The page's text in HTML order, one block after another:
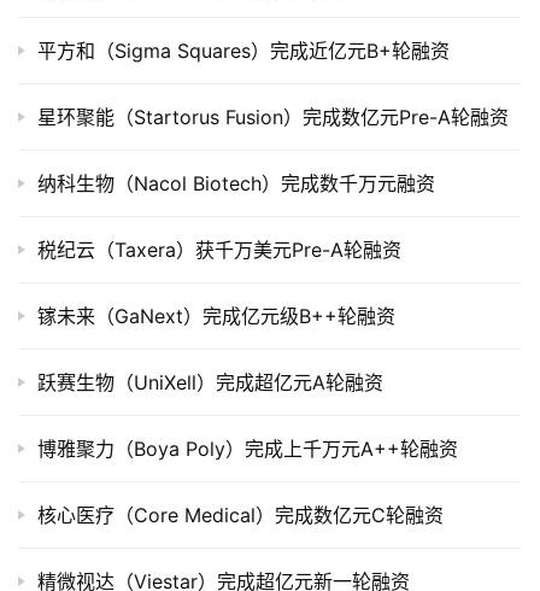
市
创
数
业
平方和（Sigma Squares）完成近亿元B+轮融资
星环聚能（Startorus Fusion）完成数亿元Pre-A轮融资
纳科生物（Nacol Biotech）完成数千万元融资
税纪云（Taxera）获千万美元Pre-A轮融资
镓未来（GaNext）完成亿元级B++轮融资
跃赛生物（UniXell）完成超亿元A轮融资
博雅聚力（Boya Poly）完成上千万元A++轮融资
核心医疗（Core Medical）完成数亿元C轮融资
精微视达（Viestar）完成超亿元新一轮融资